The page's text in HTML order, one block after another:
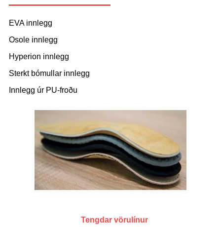
EVA innlegg
Osole innlegg
Hyperion innlegg
Sterkt bómullar innlegg
Innlegg úr PU-froðu
Tengdar vörulínur